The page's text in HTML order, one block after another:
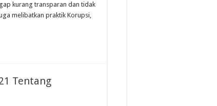
kurang transparan dan tidak
melibatkan praktik Korupsi,
Tentang